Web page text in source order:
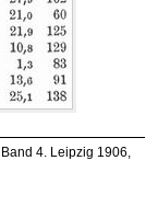
4. Leipzig 1906,